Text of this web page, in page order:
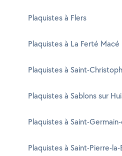
Plaquistes à Flers
Plaquistes à La Ferté Macé
Plaquistes à Saint-
Plaquistes à Sablons sur
Plaquistes à Saint-
Plaquistes à Saint-Pierre-